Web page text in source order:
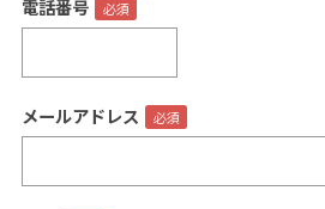
閉じる
電話番号
メールアドレス